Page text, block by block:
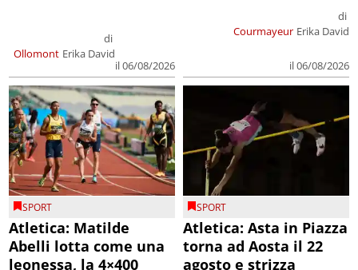
Ollomont
di
Erika David
il 06/08/2026
Courmayeur
di
Erika David
il 06/08/2026
SPORT
Atletica: Matilde
Abelli lotta come una
leonessa, la 4×400
SPORT
Atletica: Asta in Piazza
torna ad Aosta il 22
agosto e strizza